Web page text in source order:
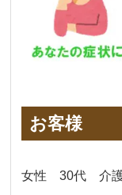
お客様
女性 30代 介護